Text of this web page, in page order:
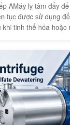
AMáy ly tâm đẩy
tục được sử dụng
khi tinh thể hóa
chẳng hạn như